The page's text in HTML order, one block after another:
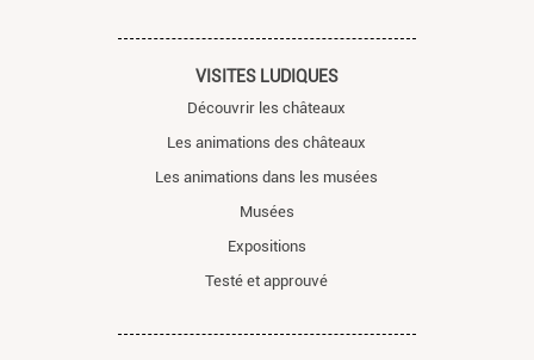
VISITES LUDIQUES
Découvrir les châteaux
Les animations des châteaux
Les animations dans les musées
Musées
Expositions
Testé et approuvé